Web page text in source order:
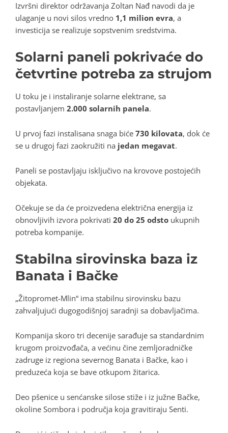
Izvršni direktor održavanja Zoltan Nađ navodi da je
ulaganje u novi silos vredno 1,1 milion evra, a
investicija se realizuje sopstvenim sredstvima.
Solarni paneli pokrivaće do
četvrtine potreba za strujom
U toku je i instaliranje solarne elektrane, sa
postavljanjem 2.000 solarnih panela.
U prvoj fazi instalisana snaga biće 730 kilovata, dok će
se u drugoj fazi zaokružiti na jedan megavat.
Paneli se postavljaju isključivo na krovove postojećih
objekata.
Očekuje se da će proizvedena električna energija iz
obnovljivih izvora pokrivati 20 do 25 odsto ukupnih
potreba kompanije.
Stabilna sirovinska baza iz
Banata i Bačke
„Žitopromet-Mlin“ ima stabilnu sirovinsku bazu
zahvaljujući dugogodišnjoj saradnji sa dobavljačima.
Kompanija skoro tri decenije sarađuje sa standardnim
krugom proizvođača, a većinu čine zemljoradničke
zadruge iz regiona severnog Banata i Bačke, kao i
preduzeća koja se bave otkupom žitarica.
Deo pšenice u senćanske silose stiže i iz južne Bačke,
okoline Sombora i područja koja gravitiraju Senti.